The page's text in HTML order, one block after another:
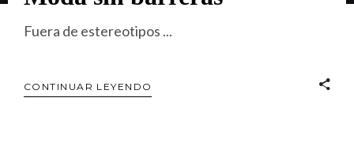
Fuera de estereotipos
CONTINUAR LEYENDO